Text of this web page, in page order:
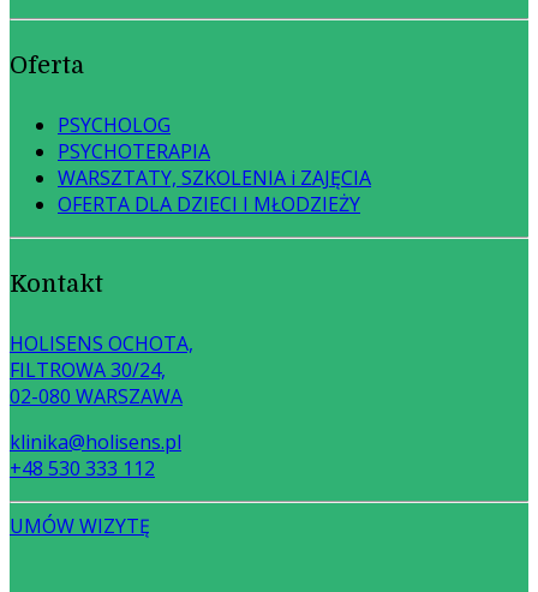
Oferta
PSYCHOLOG
PSYCHOTERAPIA
WARSZTATY, SZKOLENIA i ZAJĘCIA
OFERTA DLA DZIECI I MŁODZIEŻY
Kontakt
HOLISENS OCHOTA,
FILTROWA 30/24,
02-080 WARSZAWA
klinika@holisens.pl
+48 530 333 112
UMÓW WIZYTĘ